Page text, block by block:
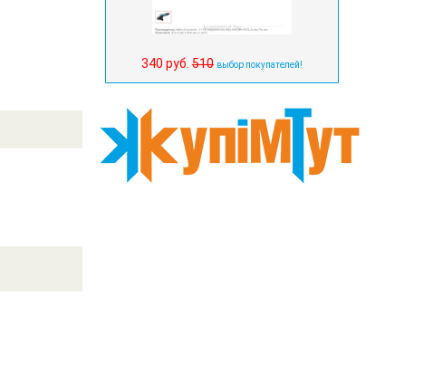
340 руб. 510 выбор покупателей!